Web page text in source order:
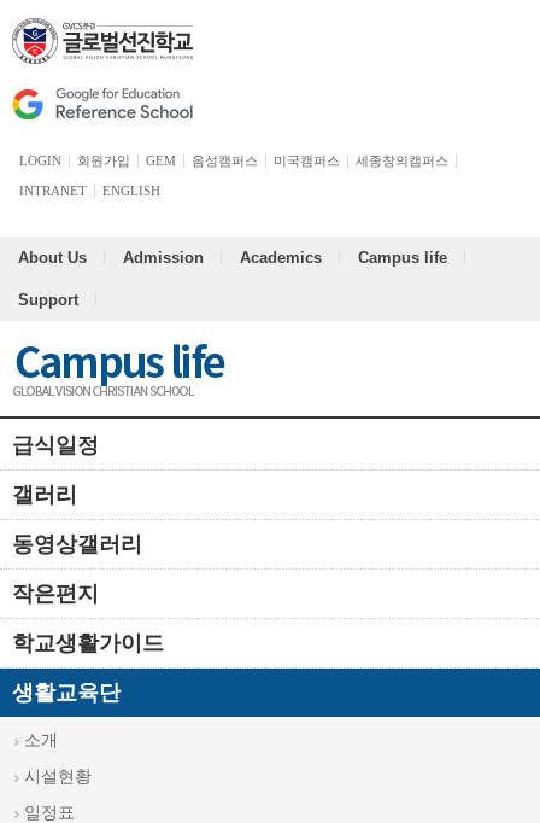
LOGIN 회원가입 GEM 음성캠퍼스 미국캠퍼스 세종창의캠퍼스
INTRANET ENGLISH
About Us Admission Academics Campus life
Support
급식일정
갤러리
동영상갤러리
작은편지
학교생활가이드
생활교육단
소개
시설현황
일정표